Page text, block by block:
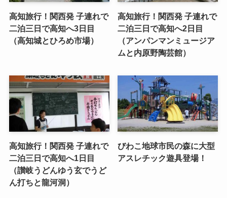
高知旅行！関西発 子連れで
二泊三日で高知へ3日目
（高知城とひろめ市場）
高知旅行！関西発 子連れで
二泊三日で高知へ2日目
（アンパンマンミュージア
ムと内原野陶芸館）
高知旅行！関西発 子連れで
二泊三日で高知へ1日目
（讃岐うどんゆう玄でうど
ん打ちと龍河洞）
びわこ地球市民の森に大型
アスレチック遊具登場！